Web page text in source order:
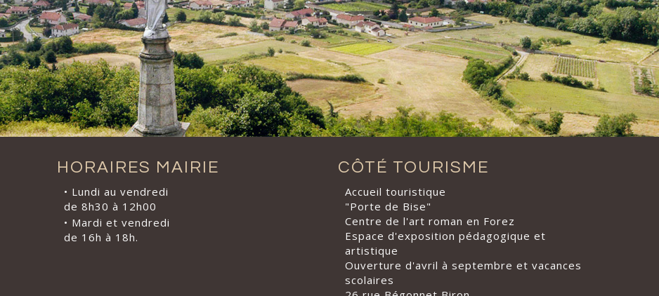
HORAIRES MAIRIE
• Lundi au vendredi
de 8h30 à 12h00
• Mardi et vendredi
de 16h à 18h.
CÔTÉ TOURISME
Accueil touristique
"Porte de Bise"
Centre de l'art roman en Forez
Espace d'exposition pédagogique et
artistique
Ouverture d'avril à septembre et vacances
scolaires